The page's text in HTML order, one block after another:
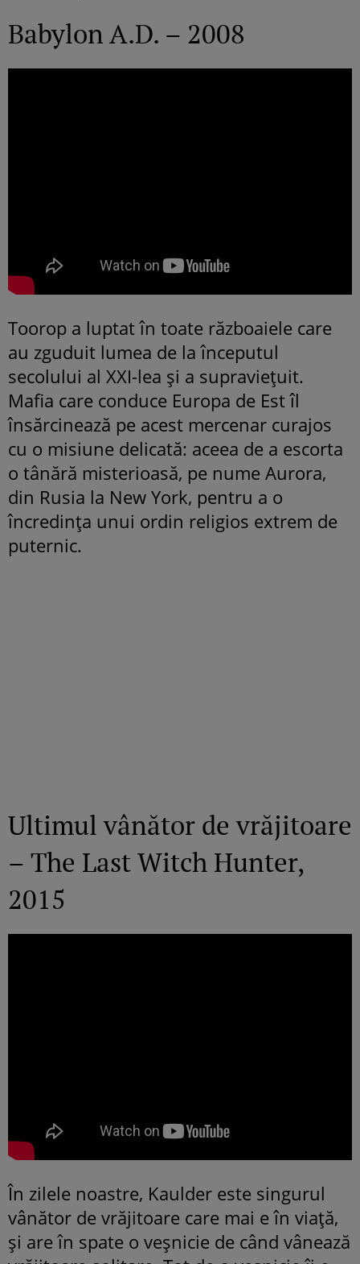
Babylon A.D. – 2008
Toorop a luptat în toate războaiele care
au zguduit lumea de la începutul
secolului al XXI-lea și a supraviețuit.
Mafia care conduce Europa de Est îl
însărcinează pe acest mercenar curajos
cu o misiune delicată: aceea de a escorta
o tânără misterioasă, pe nume Aurora,
din Rusia la New York, pentru a o
încredința unui ordin religios extrem de
puternic.
Ultimul vânător de vrăjitoare
– The Last Witch Hunter,
2015
În zilele noastre, Kaulder este singurul
vânător de vrăjitoare care mai e în viață,
și are în spate o veșnicie de când vânează